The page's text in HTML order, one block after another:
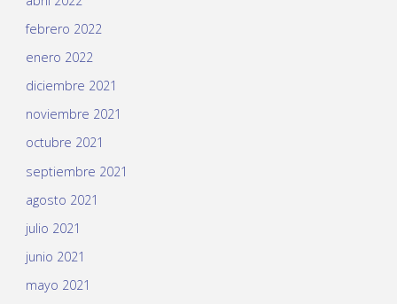
febrero 2022
enero 2022
diciembre 2021
noviembre 2021
octubre 2021
septiembre 2021
agosto 2021
julio 2021
junio 2021
mayo 2021